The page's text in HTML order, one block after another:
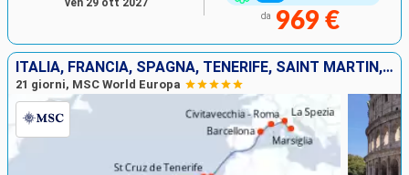
da 969 €
ITALIA, FRANCIA, SPAGNA, TENERIFE, SAINT MARTIN, SAN CRISTOFORO E NEVIS, SAINT-VINCENT E LE GRENADINE, BARBADOS, GRENADA, MARTINICA
21 giorni, MSC World Europa